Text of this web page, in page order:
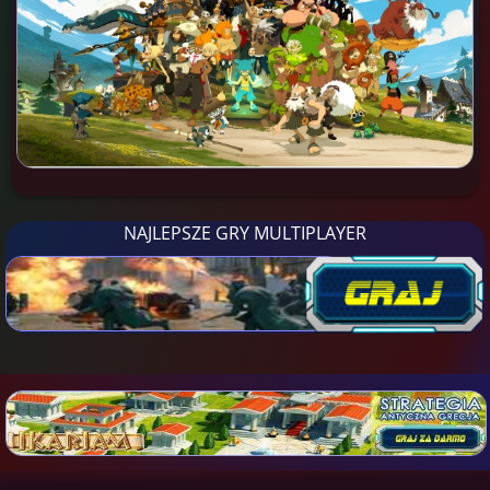
NAJLEPSZE GRY MULTIPLAYER